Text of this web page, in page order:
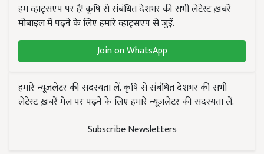
हम व्हाट्सएप पर हैं! कृषि से संबंधित देशभर की सभी लेटेस्ट ख़बरें
मोबाइल में पढ़ने के लिए हमारे व्हाट्सएप से जुड़ें.
Join on WhatsApp
हमारे न्यूज़लेटर की सदस्यता लें. कृषि से संबंधित देशभर की सभी
लेटेस्ट ख़बरें मेल पर पढ़ने के लिए हमारे न्यूज़लेटर की सदस्यता लें.
Subscribe Newsletters